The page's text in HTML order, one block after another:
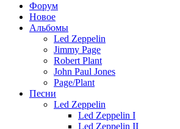
Форум
Новоe
Альбомы
Led Zeppelin
Jimmy Page
Robert Plant
John Paul Jones
Page/Plant
Песни
Led Zeppelin
Led Zeppelin I
Led Zeppelin II